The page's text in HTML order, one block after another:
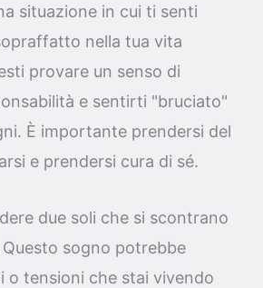
situazione in cui ti senti
nella tua vita
provare un senso di
e sentirti "bruciato"
È importante prendersi del
e prendersi cura di sé.
due soli che si scontrano
sogno potrebbe
tensioni che stai vivendo